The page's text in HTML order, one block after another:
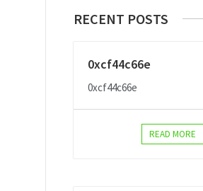
RECENT POSTS
0xcf44c66e
0xcf44c66e
READ MORE